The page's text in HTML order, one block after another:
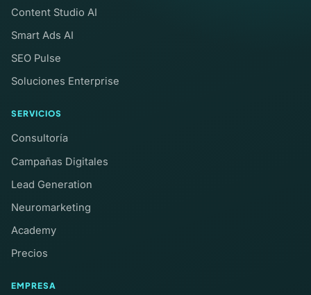
Content Studio AI
Smart Ads AI
SEO Pulse
Soluciones Enterprise
SERVICIOS
Consultoría
Campañas Digitales
Lead Generation
Neuromarketing
Academy
Precios
EMPRESA